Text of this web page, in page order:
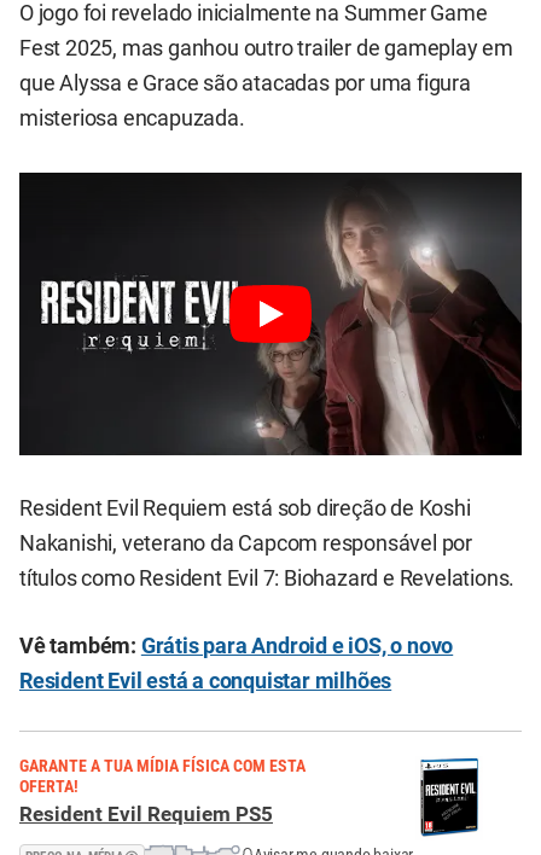
O jogo foi revelado inicialmente na Summer Game
Fest 2025, mas ganhou outro trailer de gameplay em
que Alyssa e Grace são atacadas por uma figura
misteriosa encapuzada.
Resident Evil Requiem está sob direção de Koshi
Nakanishi, veterano da Capcom responsável por
títulos como Resident Evil 7: Biohazard e Revelations.
Vê também: Grátis para Android e iOS, o novo
Resident Evil está a conquistar milhões
GARANTE A TUA MÍDIA FÍSICA COM ESTA
OFERTA!
Resident Evil Requiem PS5